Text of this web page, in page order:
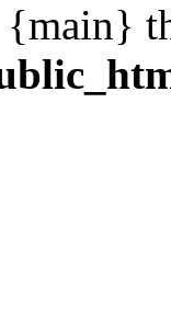
{main}